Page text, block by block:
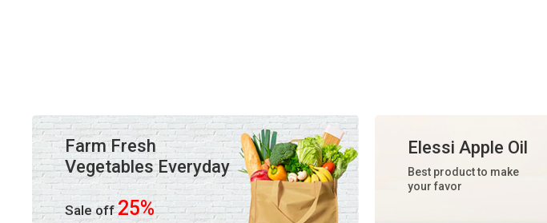
Farm Fresh
Vegetables Everyday
Sale off25%
Elessi Apple Oil
Best product to make
your favor